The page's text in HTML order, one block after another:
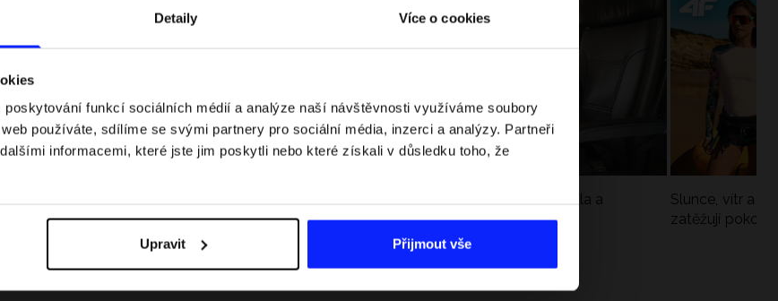
Detaily Více o cookies
poskytování funkcí sociálních médií a analýze naší návštěvnosti využíváme soubory
používáte, sdílíme se svými partnery pro sociální média, inzerci a analýzy. Partneři
informacemi, které jste jim poskytli nebo které získali v důsledku toho, že
Upravit Přijmout vše
průvodce
závodů, rekordy a nejlepší jezdci F1
Jak si sbalit batoh do letadla a
nepřekročit limity?
Slunce, vítr a
zatěžují